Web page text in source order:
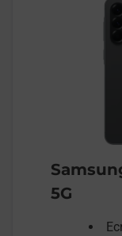
5G